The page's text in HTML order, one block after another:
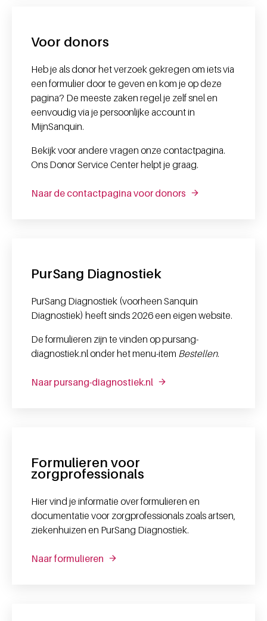
Voor donors
Heb je als donor het verzoek gekregen om iets via
een formulierdoor te geven en kom je op deze
pagina? De meeste zaken regel je zelf snel en
eenvoudig via je persoonlijke account in
MijnSanquin.
Bekijk voor andere vragen onze contactpagina.
Ons Donor Service Center helpt je graag.
Naar de contactpagina voor donors
PurSang Diagnostiek
PurSang Diagnostiek (voorheen Sanquin
Diagnostiek) heeft sinds 2026 een eigen website.
De formulieren zijn te vinden op pursang-
diagnostiek.nl onder het menu-item Bestellen.
Naar pursang-diagnostiek.nl
Formulieren voor
zorgprofessionals
Hier vind je informatie over formulieren en
documentatie voor zorgprofessionals zoals artsen,
ziekenhuizen en PurSang Diagnostiek.
Naar formulieren